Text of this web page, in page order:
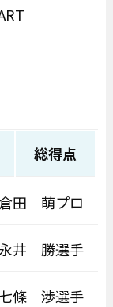
総得点
田 萌プロ
井 勝選手
條 渉選手